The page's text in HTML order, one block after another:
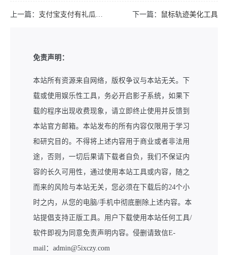
上一篇： 支付宝支付有礼瓜分千万红包 下一篇： 鼠标轨迹美化工具
免责声明：
本站所有资源来自网络，版权争议与本站无关。下
载或使用娱乐性工具，务必开启影子系统，如果下
载的程序出现收费现象，请立即终止使用并反馈到
本站官方邮箱。本站发布的所有内容仅限用于学习
和研究目的。不得将上述内容用于商业或者非法用
途，否则，一切后果请下载者自负，我们不保证内
容的长久可用性，通过使用本站工具或内容，随之
而来的风险与本站无关，您必须在下载后的24个小
时之内，从您的电脑/手机中彻底删除上述内容。本
站提倡支持正版工具。用户下载使用本站任何工具/
软件即视为同意免责声明内容。侵删请致信E-
mail：admin@5ixczy.com